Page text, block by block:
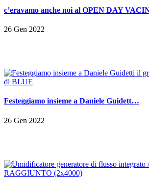
c’eravamo anche noi al OPEN DAY
26 Gen 2022
Festeggiamo insieme a Daniele Guidett…
26 Gen 2022